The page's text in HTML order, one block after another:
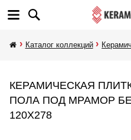
Каталог коллекций
КЕРАМИЧЕСКАЯ
ПОЛА ПОД МРАМОР
120Х278